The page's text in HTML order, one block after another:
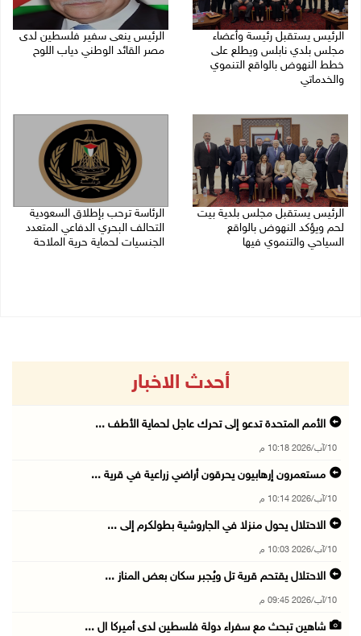
الرئيس يستقبل رئيسة وأعضاء
مجلس بلدي نابلس ويطلع على
خطط النهوض بالواقع التنموي
والخدماتي
الرئيس ينعى سفير فلسطين لدى
مصر القائد الوطني دياب اللوح
الرئيس يستقبل مجلس بلدية بيت
لحم ويؤكد النهوض بالواقع
السياحي والتنموي فيها
الرئاسة ترحب بإطلاق السعودية
التحالف البحري الدفاعي المتعدد
الجنسيات لحماية حرية الملاحة
أحدث الاخبار
الأمم المتحدة تدعو إلى تحرك عاجل لحماية الأطف ...
10/آب/2026 10:18 م
مستعمرون إرهابيون يحرقون أراضي زراعية في قرية ...
10/آب/2026 10:14 م
الاحتلال يحول منزلا في الجاروشية بطولكرم إلى ...
10/آب/2026 10:03 م
الاحتلال يقتحم قرية تل ويُجبر سكان بعض المناز ...
10/آب/2026 09:45 م
شاهين تبحث مع سفراء دولة فلسطين لدى أميركا ال ...